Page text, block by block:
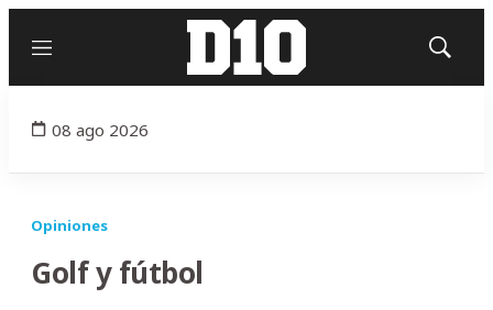
Menú
Mostrar
08 ago 2026
Opiniones
Golf y fútbol